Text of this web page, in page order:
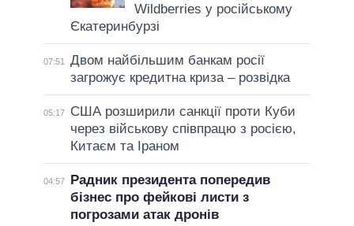
Wildberries у російському
Єкатеринбурзі
07:51
Двом найбільшим банкам росії
загрожує кредитна криза – розвідка
05:17
США розширили санкції проти Куби
через військову співпрацю з росією,
Китаєм та Іраном
04:57
Радник президента попередив
бізнес про фейкові листи з
погрозами атак дронів